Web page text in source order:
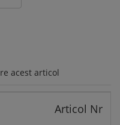
acest articol
Articol Nr